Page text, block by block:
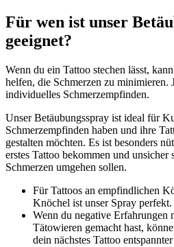
Für wen ist unser
geeignet?
Wenn du ein Tattoo stechen lässt,
helfen, die Schmerzen zu minimieren.
individuelles Schmerzempfinden.
Unser Betäubungsspray ist ideal für
Schmerzempfinden haben und ihre
gestalten möchten. Es ist besonders
erstes Tattoo bekommen und unsicher
Schmerzen umgehen sollen.
Für Tattoos an empfindlichen
Knöchel ist unser Spray perfekt.
Wenn du negative Erfahrungen
Tätowieren gemacht hast,
dein nächstes Tattoo